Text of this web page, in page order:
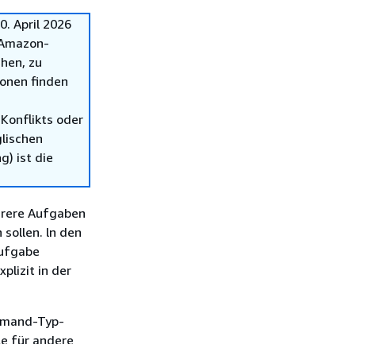
April 2026
zu
finden
oder
ist die
Aufgaben
ln den
in der
Typ-
für andere